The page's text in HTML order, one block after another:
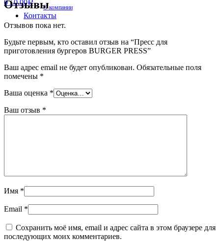
0/ 0.00Р
О компании
Контакты
Отзывы
Отзывов пока нет.
Будьте первым, кто оставил отзыв на “Пресс для
приготовления бургеров BURGER PRESS”
Ваш адрес email не будет опубликован. Обязательные поля
помечены *
Ваша оценка *
Ваш отзыв *
Имя *
Email *
Сохранить моё имя, email и адрес сайта в этом браузере для
последующих моих комментариев.